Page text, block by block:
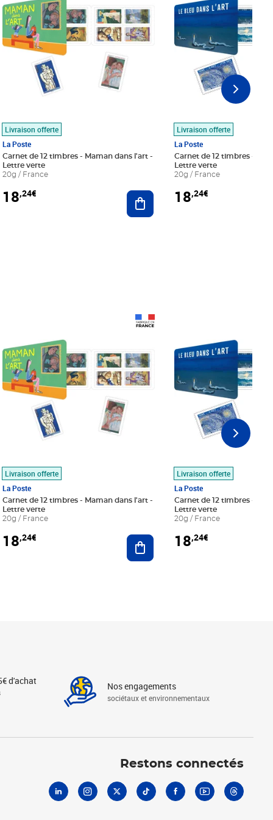
au panier
Livraison offerte
La Poste
Carnet de 12 timbres - Maman dans l'art -
Lettre verte
20g / France
18,24€ Ajouter au panier
Livraison offerte
La Poste
Carnet de 12 timbres - Le
Lettre verte
20g / France
18,24€
au panier
Livraison offerte
La Poste
Carnet de 12 timbres - Maman dans l'art -
Lettre verte
20g / France
18,24€ Ajouter au panier
Livraison offerte
La Poste
Carnet de 12 timbres - Le
Lettre verte
20g / France
18,24€
d'achat Nos engagements
sociétaux et environnementaux
Restons connectés